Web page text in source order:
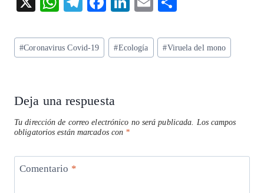
ts
A
p
eg
ra
eb
o
k
ke
dI
ai
l
re
Etiquetas
de
#Coronavirus Covid-19 #Ecología #Viruela del mono
Deja una respuesta
Tu dirección de correo electrónico no será publicada.
Los campos
obligatorios están marcados con *
Comentario *